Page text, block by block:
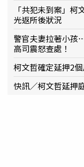
「共犯未到案」
光返所後狀況
警官夫妻拉著小
高司震怒查處！
柯文哲確定延押2
快訊／柯文哲延押